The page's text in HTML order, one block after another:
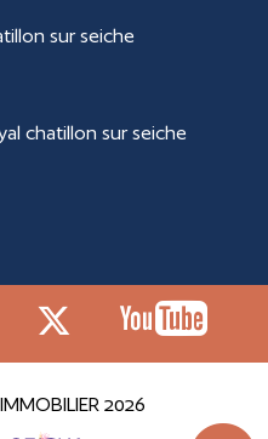
sur seiche
chatillon sur seiche
2026